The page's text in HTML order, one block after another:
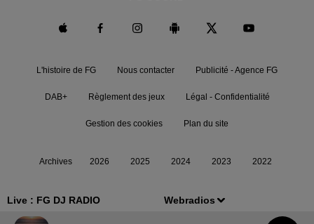
Live : FG DJ RADIO Webradios
L'histoire de FG Nous contacter Publicité - Agence FG
DAB+ Règlement des jeux Légal - Confidentialité
Gestion des cookies Plan du site
Archives 2026 2025 2024 2023 2022